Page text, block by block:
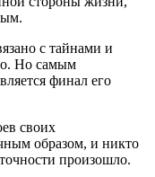
с тайнами и
Но самым
финал его
своих
образом, и никто
произошло.